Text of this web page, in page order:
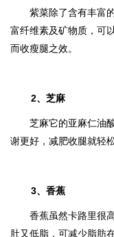
紫菜除了含有丰富
富纤维素及矿物质，可
而收瘦腿之效。
2、芝麻
芝麻它的亚麻仁油
谢更好，减肥收腿就轻松
3、香蕉
香蕉虽然卡路里很
肚又低脂，可减少脂肪